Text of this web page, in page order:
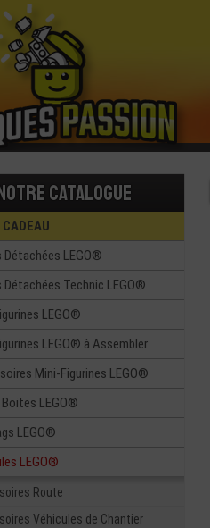
catalogue
Détachées LEGO®
Détachées Technic LEGO®
LEGO®
LEGO® à Assembler
Mini-Figurines LEGO®
LEGO®
LEGO®
LEGO®
Route
Véhicules de Chantier